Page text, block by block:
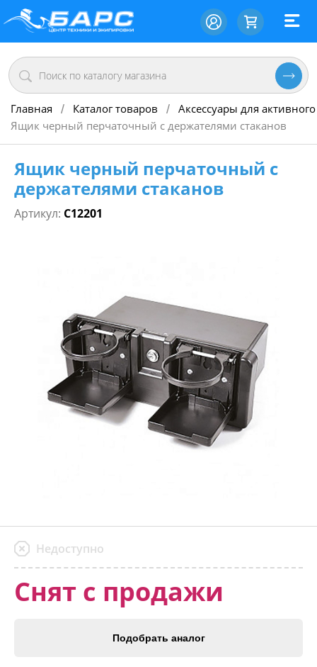
Главная / Каталог товаров / Аксессуары для
Ящик черный перчаточный с держателями стаканов
Ящик черный перчаточный с
держателями стаканов
Артикул: C12201
Недоступно
Снят с продажи
Подобрать аналог